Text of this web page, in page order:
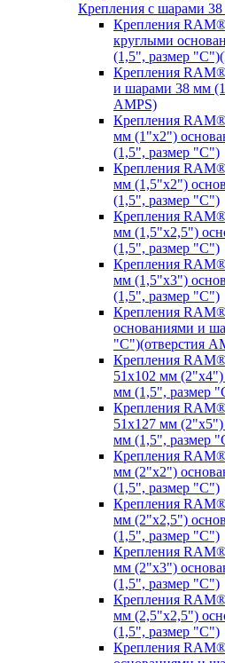
Крепления с шарами
Крепления
круглыми
(1,5", размер
Крепления
и шарами 38 мм
AMPS)
Крепления
мм (1"х2")
(1,5", размер "C")
Крепления
мм (1,5"х2")
(1,5", размер "C")
Крепления
мм (1,5"х2,5")
(1,5", размер "C")
Крепления
мм (1,5"х3")
(1,5", размер "C")
Крепления
основаниями и
"C")(отверстия
Крепления
51х102 мм
мм (1,5", размер
Крепления
51х127 мм
мм (1,5", размер
Крепления
мм (2"х2")
(1,5", размер "C")
Крепления
мм (2"х2,5")
(1,5", размер "C")
Крепления
мм (2"х3")
(1,5", размер "C")
Крепления
мм (2,5"х2,5")
(1,5", размер "C")
Крепления